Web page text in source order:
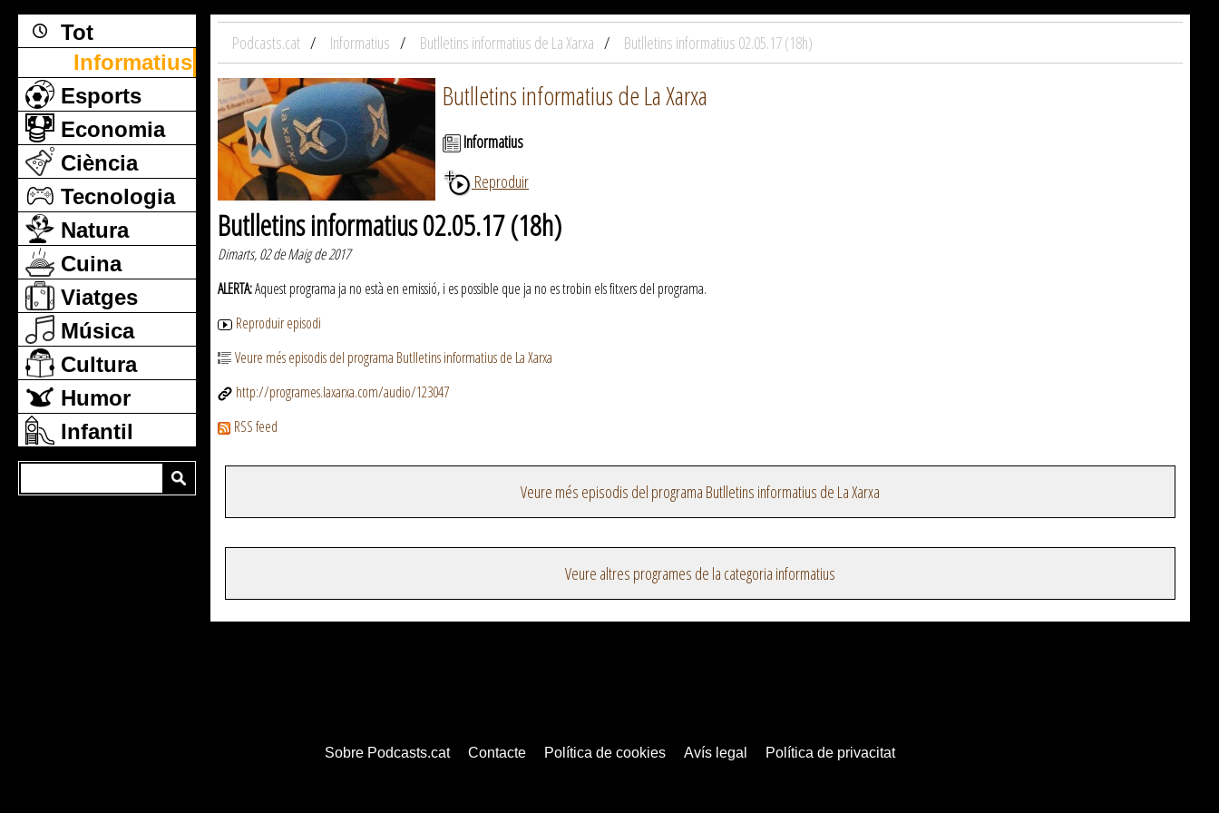
Tot
Informatius
Esports
Economia
Ciència
Tecnologia
Natura
Cuina
Viatges
Música
Cultura
Humor
Infantil
Podcasts.cat Informatius Butlletins informatius de La Xarxa Butlletins informatius 02.05.17 (18h)
Butlletins informatius de La Xarxa
Informatius
Reproduir
Butlletins informatius 02.05.17 (18h)
Dimarts, 02 de Maig de 2017
ALERTA:Aquest programa ja no està en emissió, i es possible que ja no es trobin els fitxers del programa.
Reproduir episodi
Veure més episodis del programa Butlletins informatius de La Xarxa
http://programes.laxarxa.com/audio/123047
RSS feed
Veure més episodis del programa Butlletins informatius de La Xarxa
Veure altres programes de la categoria informatius
Sobre Podcasts.cat Contacte Política de cookies Avís legal Política de privacitat